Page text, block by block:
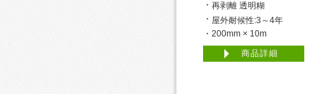
再剥離 透明糊
屋外耐候性:3～4年
200mm × 10m
商品詳細